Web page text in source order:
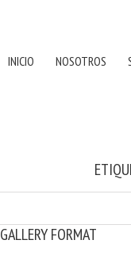
INICIO NOSOTROS
GALLERY FORMAT